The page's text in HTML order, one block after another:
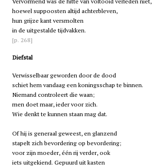
hoewel suppoosten altijd achterbleven,
hun grijze kant versmolten
in de uitgestalde tijdvakken.
[p. 268]
Diefstal
Verwisselbaar geworden door de dood
schiet hem vandaag een koningsschap te binnen.
Niemand controleert die waan;
men doet maar, ieder voor zich.
Wie denkt te kunnen staan mag dat.
Of hij is generaal geweest, en glanzend
stapelt zich bevordering op bevordering;
voor zijn moeder, één rij verder, ook
iets uitgekiend. Gepuurd uit kasten